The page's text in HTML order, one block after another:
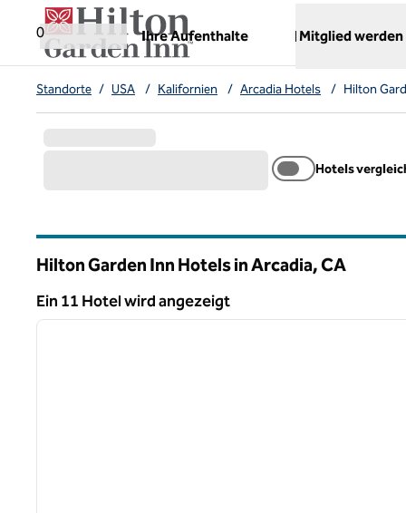
Weiter zum Inhalt
0
Ihre Aufenthalte
,öffnet neue Registerkarte
Mitglied werden
Standorte / USA / Kalifornien / Arcadia Hotels / Hilton
Hotels
Hilton Garden Inn Hotels in Arcadia,CA
Ein 11 Hotel wird angezeigt
Ein 11 Hotel wird angezeigt
1 von 12